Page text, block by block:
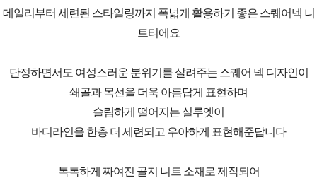
데일리부터 세련된 스타일링까지 폭넓게 활용하기 좋은 스퀘어넥 니
트티에요
단정하면서도 여성스러운 분위기를 살려주는 스퀘어 넥 디자인이
쇄골과 목선을 더욱 아름답게 표현하며
슬림하게 떨어지는 실루엣이
바디라인을 한층 더 세련되고 우아하게 표현해준답니다
톡톡하게 짜여진 골지 니트 소재로 제작되어